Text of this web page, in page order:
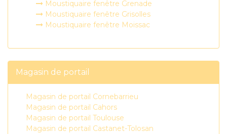
Moustiquaire fenêtre Grenade
Moustiquaire fenêtre Grisolles
Moustiquaire fenêtre Moissac
Magasin de portail
Magasin de portail Cornebarrieu
Magasin de portail Cahors
Magasin de portail Toulouse
Magasin de portail Castanet-Tolosan